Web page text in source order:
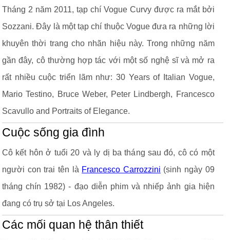
Tháng 2 năm 2011, tạp chí Vogue Curvy được ra mắt bởi
Sozzani. Đây là một tạp chí thuộc Vogue đưa ra những lời
khuyên thời trang cho nhãn hiệu này. Trong những năm
gần đây, cô thường hợp tác với một số nghệ sĩ và mở ra
rất nhiều cuộc triển lãm như: 30 Years of Italian Vogue,
Mario Testino, Bruce Weber, Peter Lindbergh, Francesco
Scavullo and Portraits of Elegance.
Cuộc sống gia đình
Cô kết hôn ở tuổi 20 và ly dị ba tháng sau đó, cô có một
người con trai tên là Francesco Carrozzini (sinh ngày 09
tháng chín 1982) - đạo diễn phim và nhiếp ảnh gia hiện
đang có trụ sở tại Los Angeles.
Các mối quan hệ thân thiết